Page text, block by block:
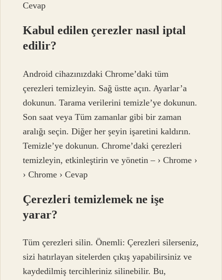
Cevap
Kabul edilen çerezler nasıl iptal
edilir?
Android cihazınızdaki Chrome’daki tüm
çerezleri temizleyin. Sağ üstte açın. Ayarlar’a
dokunun. Tarama verilerini temizle’ye dokunun.
Son saat veya Tüm zamanlar gibi bir zaman
aralığı seçin. Diğer her şeyin işaretini kaldırın.
Temizle’ye dokunun. Chrome’daki çerezleri
temizleyin, etkinleştirin ve yönetin – › Chrome ›
› Chrome › Cevap
Çerezleri temizlemek ne işe
yarar?
Tüm çerezleri silin. Önemli: Çerezleri silerseniz,
sizi hatırlayan sitelerden çıkış yapabilirsiniz ve
kaydedilmiş tercihleriniz silinebilir. Bu,